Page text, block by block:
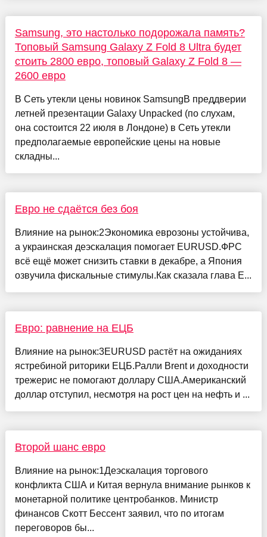
Samsung, это настолько подорожала память?
Топовый Samsung Galaxy Z Fold 8 Ultra будет
стоить 2800 евро, топовый Galaxy Z Fold 8 —
2600 евро
В Сеть утекли цены новинок SamsungВ преддверии
летней презентации Galaxy Unpacked (по слухам,
она состоится 22 июля в Лондоне) в Сеть утекли
предполагаемые европейские цены на новые
складны...
Евро не сдаётся без боя
Влияние на рынок:2Экономика еврозоны устойчива,
а украинская деэскалация помогает EURUSD.ФРС
всё ещё может снизить ставки в декабре, а Япония
озвучила фискальные стимулы.Как сказала глава Е...
Евро: равнение на ЕЦБ
Влияние на рынок:3EURUSD растёт на ожиданиях
ястребиной риторики ЕЦБ.Ралли Brent и доходности
трежерис не помогают доллару США.Американский
доллар отступил, несмотря на рост цен на нефть и ...
Второй шанс евро
Влияние на рынок:1Деэскалация торгового
конфликта США и Китая вернула внимание рынков к
монетарной политике центробанков. Министр
финансов Скотт Бессент заявил, что по итогам
переговоров бы...